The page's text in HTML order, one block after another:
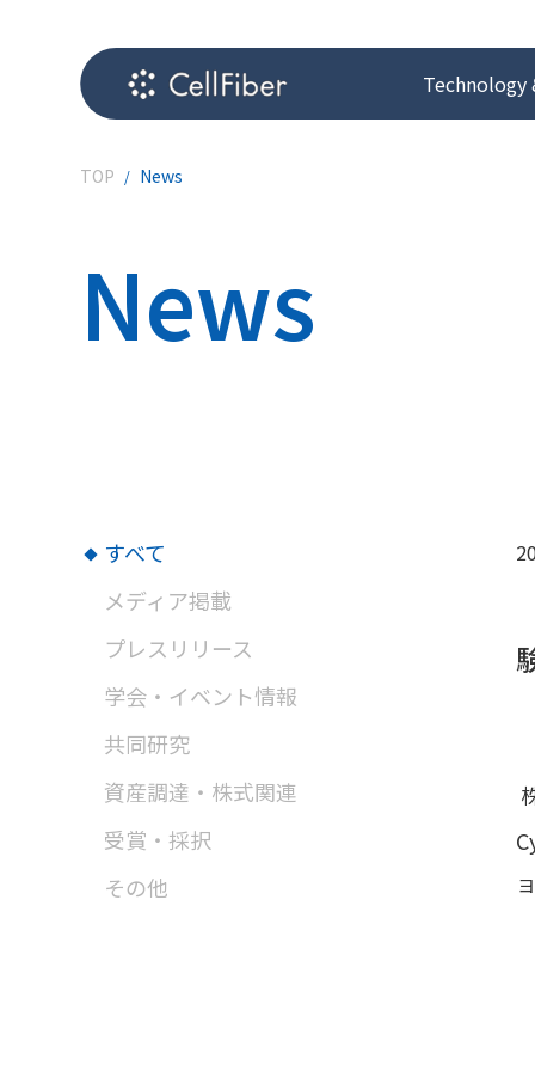
Technology
TOP News
News
すべて
メディア掲載
プレスリリース
学会・イベント情報
共同研究
資産調達・株式関連
受賞・採択
その他